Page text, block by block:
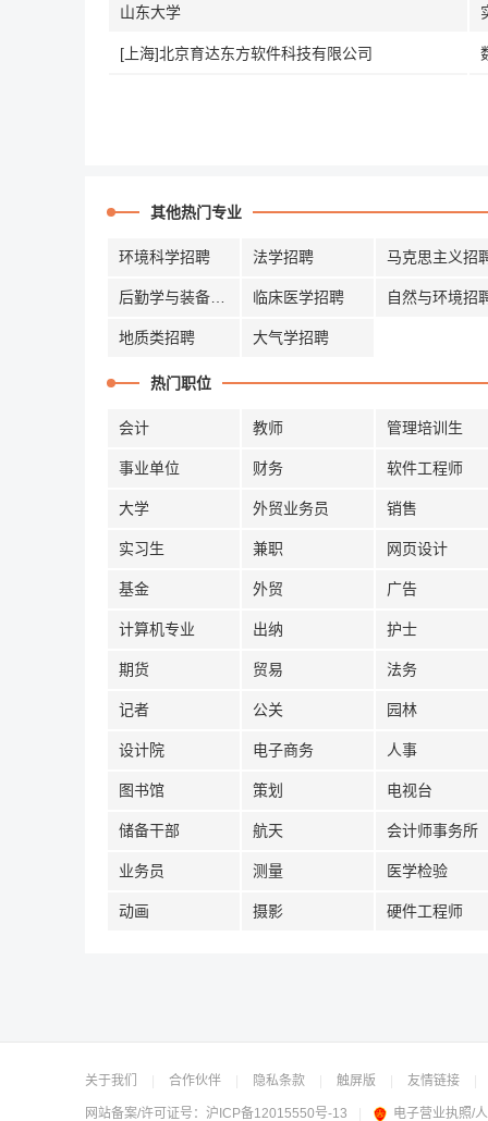
山东大学
[上海]北京育达东方软件科技有限公司
其他热门专业
环境科学招聘 法学招聘 马克思主义招
临床医学招聘 自然与环境招
地质类招聘 大气学招聘
热门职位
会计 教师 管理培训生
事业单位 财务 软件工程师
大学 外贸业务员 销售
实习生 兼职 网页设计
基金 外贸 广告
计算机专业 出纳 护士
期货 贸易 法务
记者 公关 园林
设计院 电子商务 人事
图书馆 策划 电视台
储备干部 航天 会计师事务所
业务员 测量 医学检验
动画 摄影 硬件工程师
关于我们 合作伙伴 隐私条款 触屏版 友情链接
网站备案/许可证号： 沪ICP备12015550号-13 电子营业执照/